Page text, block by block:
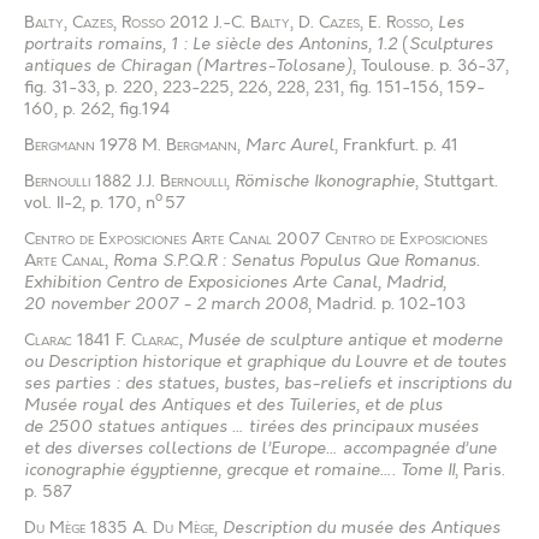
Balty, Cazes, Rosso 2012 J.-C. Balty, D. Cazes, E. Rosso, Les
portraits romains, 1 : Le siècle des Antonins, 1.2 (Sculptures
antiques de Chiragan (Martres-Tolosane), Toulouse. p. 36-37,
fig. 31-33, p. 220, 223-225, 226, 228, 231, fig. 151-156, 159-
160, p. 262, fig.194
Bergmann 1978 M. Bergmann, Marc Aurel, Frankfurt. p. 41
Bernoulli 1882 J.J. Bernoulli, Römische Ikonographie, Stuttgart.
vol. II-2, p. 170, no 57
Centro de Exposiciones Arte Canal 2007 Centro de Exposiciones
Arte Canal, Roma S.P.Q.R : Senatus Populus Que Romanus.
Exhibition Centro de Exposiciones Arte Canal, Madrid,
20 november 2007 - 2 march 2008, Madrid. p. 102-103
Clarac 1841 F. Clarac, Musée de sculpture antique et moderne
ou Description historique et graphique du Louvre et de toutes
ses parties : des statues, bustes, bas-reliefs et inscriptions du
Musée royal des Antiques et des Tuileries, et de plus
de 2500 statues antiques … tirées des principaux musées
et des diverses collections de l’Europe… accompagnée d’une
iconographie égyptienne, grecque et romaine…. Tome II, Paris.
p. 587
Du Mège 1835 A. Du Mège, Description du musée des Antiques